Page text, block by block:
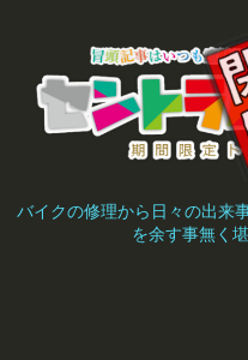
バイクの修理から日々の出来
を余す事無く